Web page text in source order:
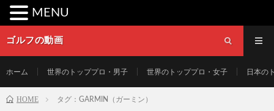
ゴルフの動画
ホーム 世界のトッププロ・男子 世界のトッププロ・女子 日本の
HOME タグ：GARMIN（ガーミン）
MENU